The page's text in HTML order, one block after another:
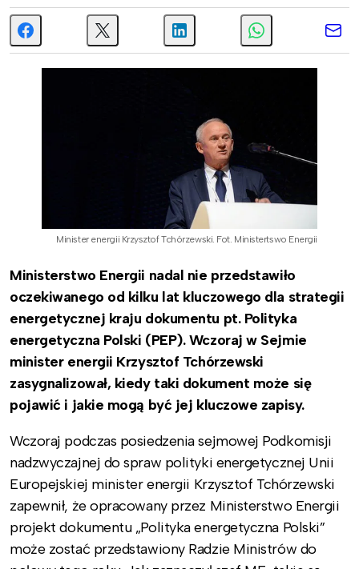
Minister energii Krzysztof Tchórzewski. Fot. Ministertswo Energii
Ministerstwo Energii nadal nie przedstawiło
oczekiwanego od kilku lat kluczowego dla strategii
energetycznej kraju dokumentu pt. Polityka
energetyczna Polski (PEP). Wczoraj w Sejmie
minister energii Krzysztof Tchórzewski
zasygnalizował, kiedy taki dokument może się
pojawić i jakie mogą być jej kluczowe zapisy.
Wczoraj podczas posiedzenia sejmowej Podkomisji
nadzwyczajnej do spraw polityki energetycznej Unii
Europejskiej minister energii Krzysztof Tchórzewski
zapewnił, że opracowany przez Ministerstwo Energii
projekt dokumentu „Polityka energetyczna Polski”
może zostać przedstawiony Radzie Ministrów do